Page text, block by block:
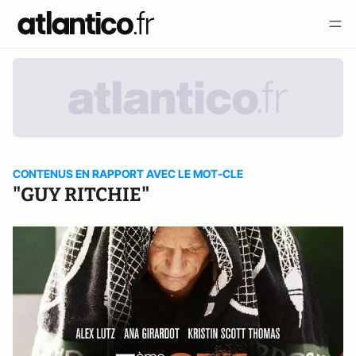
CONTENUS EN RAPPORT AVEC LE MOT-CLE
"GUY RITCHIE"